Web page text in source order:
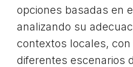
opciones basadas en
analizando su
contextos locales,
diferentes escenarios